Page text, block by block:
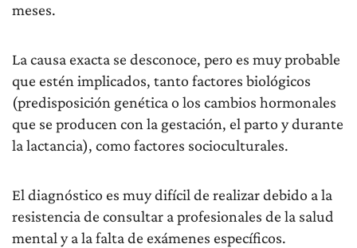
meses.
La causa exacta se desconoce, pero es muy probable
que estén implicados, tanto factores biológicos
(predisposición genética o los cambios hormonales
que se producen con la gestación, el parto y durante
la lactancia), como factores socioculturales.
El diagnóstico es muy difícil de realizar debido a la
resistencia de consultar a profesionales de la salud
mental y a la falta de exámenes específicos.